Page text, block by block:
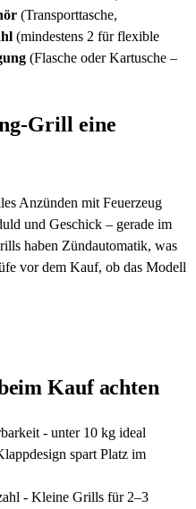
(Transporttasche,
(mindestens 2 für flexible
(Flasche oder Kartusche –
Grill eine
Anzünden mit Feuerzeug
und Geschick – gerade im
haben Zündautomatik, was
vor dem Kauf, ob das Modell
Kauf achten
- unter 10 kg ideal
spart Platz im
- Kleine Grills für 2–3